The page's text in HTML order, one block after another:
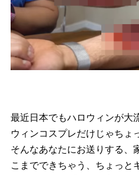
最近日本でもハロウィンが大
ウィンコスプレだけじゃちょ
そんなあなたにお送りする、
こまでできちゃう、ちょっと